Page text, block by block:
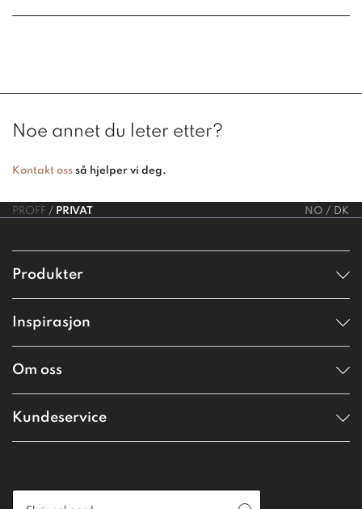
Noe annet du leter etter?
Kontakt oss så hjelper vi deg.
PROFF PRIVAT NO DK
Produkter
Inspirasjon
Om oss
Kundeservice